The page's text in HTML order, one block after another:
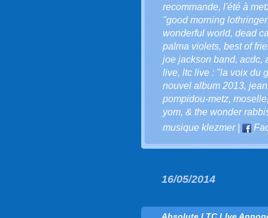
recommande, l'été à
"good morning
wonderful world, dead
palma violets, best of
joe jackson band, acdc,
live, ltc live : "la voix du
nouvel album 2013,
pompidou-metz, moselle
yom, & the wonder
musique klezmer|
16/05/2014